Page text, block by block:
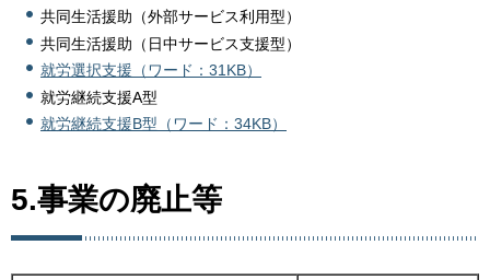
共同生活援助（外部サービス利用型）
共同生活援助（日中サービス支援型）
就労選択支援（ワード：31KB）
就労継続支援A型
就労継続支援B型（ワード：34KB）
5.事業の廃止等